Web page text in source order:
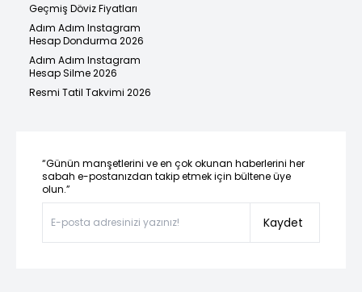
Geçmiş Döviz Fiyatları
Adım Adım Instagram
Hesap Dondurma 2026
Adım Adım Instagram
Hesap Silme 2026
Resmi Tatil Takvimi 2026
“Günün manşetlerini ve en çok okunan haberlerini her
sabah e-postanızdan takip etmek için bültene üye
olun.”
Kaydet